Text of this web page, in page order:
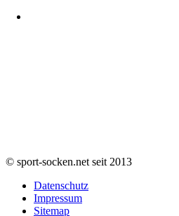
© sport-socken.net seit 2013
Datenschutz
Impressum
Sitemap